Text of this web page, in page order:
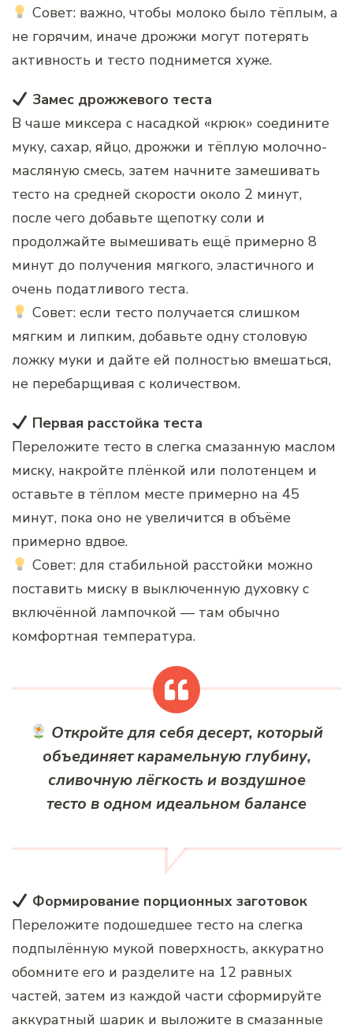
Совет: важно, чтобы молоко было тёплым, а
не горячим, иначе дрожжи могут потерять
активность и тесто поднимется хуже.
Замес дрожжевого теста
В чаше миксера с насадкой «крюк» соедините
муку, сахар, яйцо, дрожжи и тёплую молочно-
масляную смесь, затем начните замешивать
тесто на средней скорости около 2 минут,
после чего добавьте щепотку соли и
продолжайте вымешивать ещё примерно 8
минут до получения мягкого, эластичного и
очень податливого теста.
Совет: если тесто получается слишком
мягким и липким, добавьте одну столовую
ложку муки и дайте ей полностью вмешаться,
не перебарщивая с количеством.
Первая расстойка теста
Переложите тесто в слегка смазанную маслом
миску, накройте плёнкой или полотенцем и
оставьте в тёплом месте примерно на 45
минут, пока оно не увеличится в объёме
примерно вдвое.
Совет: для стабильной расстойки можно
поставить миску в выключенную духовку с
включённой лампочкой — там обычно
комфортная температура.
Откройте для себя десерт, который
объединяет карамельную глубину,
сливочную лёгкость и воздушное
тесто в одном идеальном балансе
Формирование порционных заготовок
Переложите подошедшее тесто на слегка
подпылённую мукой поверхность, аккуратно
обомните его и разделите на 12 равных
частей, затем из каждой части сформируйте
аккуратный шарик и выложите в смазанные